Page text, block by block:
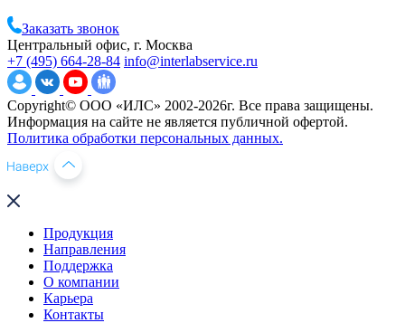
Заказать звонок
Центральный офис, г. Москва
+7 (495) 664-28-84 info@interlabservice.ru
Copyright© ООО «ИЛС» 2002-2026г. Все права защищены.
Информация на сайте не является публичной офертой.
Политика обработки персональных данных.
Продукция
Направления
Поддержка
О компании
Карьера
Контакты